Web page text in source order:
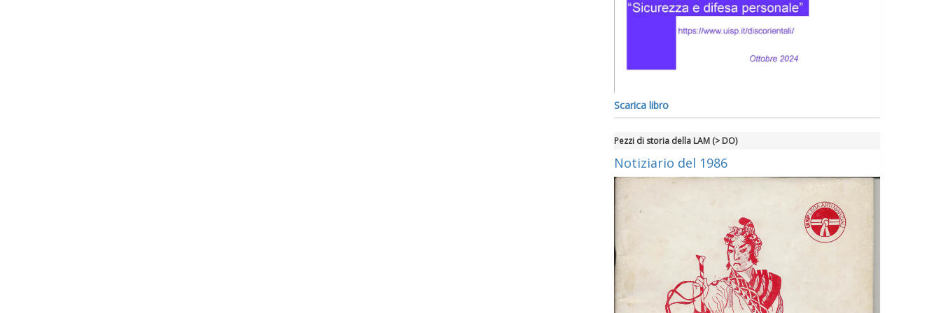
Scarica libro
Pezzi di storia della LAM (> DO)
Notiziario del 1986